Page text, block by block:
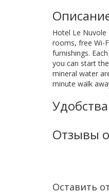
Hotel Le
rooms, free Wi-
furnishings.
you can start
mineral water
minute walk
Отзывы
Оставить